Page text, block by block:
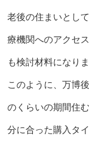
老後の住まいとし
療機関へのアクセ
も検討材料になりま
このように、万博
のくらいの期間住
分に合った購入タ